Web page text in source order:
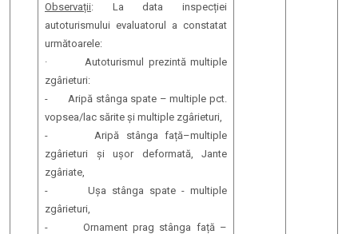
Observații: La data inspecției
autoturismului evaluatorul a constatat
următoarele:
· Autoturismul prezintă multiple
zgârieturi:
- Aripă stânga spate – multiple pct.
vopsea/lac sărite și multiple zgârieturi,
- Aripă stânga față–multiple
zgârieturi și ușor deformată, Jante
zgâriate,
- Ușa stânga spate - multiple
zgârieturi,
- Ornament prag stânga față –